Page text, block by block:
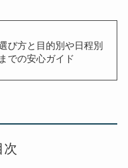
び方と目的別や日程別
での安心ガイド
次